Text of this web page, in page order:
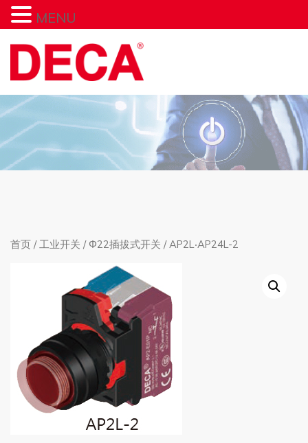
首页 /工业开关 / Φ22插拔式开关 / AP2L‧AP24L-2
MENU